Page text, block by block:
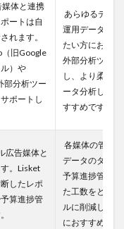
体と連携
ートは自
れます。
旧Google
）や
部分析ツー
ポートし
あらゆるデジ
運用データを
たい方におす
外部分析ツール
し、より柔軟
ータ分析した
すすめです。
広告媒体と
。Lisket
したレポ
算進捗管
各媒体の管理
データのダウ
予算進捗管理
た工数をとに
ルに削減した
におすすめです